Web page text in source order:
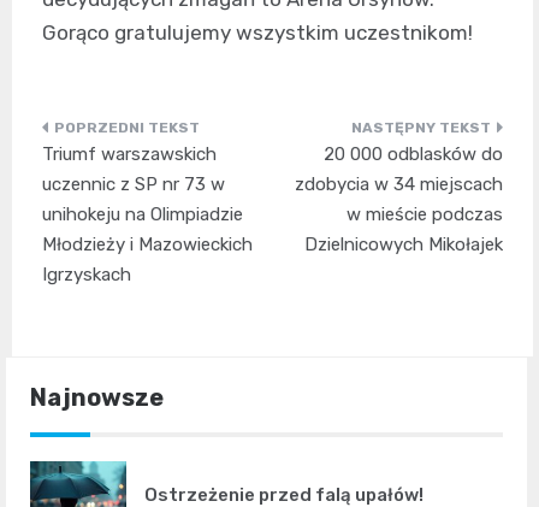
Gorąco gratulujemy wszystkim uczestnikom!
Nawigacja
wpisu
Triumf warszawskich
uczennic z SP nr 73 w
unihokeju na Olimpiadzie
Młodzieży i Mazowieckich
Igrzyskach
20 000 odblasków do
zdobycia w 34 miejscach
w mieście podczas
Dzielnicowych Mikołajek
Najnowsze
Ostrzeżenie przed falą upałów!